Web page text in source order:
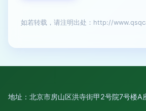
如若转载，请注明出处：http://
地址：北京市房山区洪寺街甲2号院7号楼